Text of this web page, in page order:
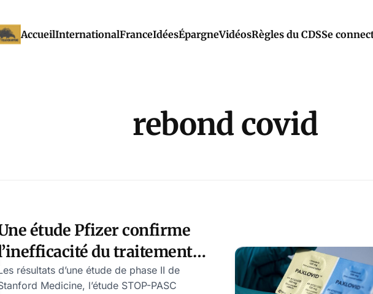
AccueilInternationalFranceIdéesÉpargneVidéosRègles du CDSSe
rebond covid
étude Pfizer confirme
du traitement
résultats d’une étude de phase II de
Medicine, l’étude STOP-PASC